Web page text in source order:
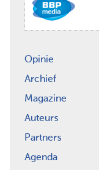
Opinie
Archief
Magazine
Auteurs
Partners
Agenda